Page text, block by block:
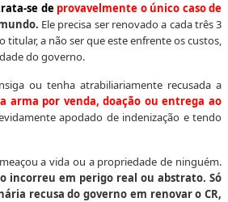
se deprovavelmente o único caso de
Ele precisa ser renovado a cada três 3
titular, a não ser que este enfrente os custos,
do governo.
ou tenha atrabiliariamente recusada a
arma por venda, doação ou entrega ao
apodado de indenização e tendo
a vida ou a propriedade de ninguém.
incorreu em perigo real ou abstrato. Só
recusa do governo em renovar o CR,